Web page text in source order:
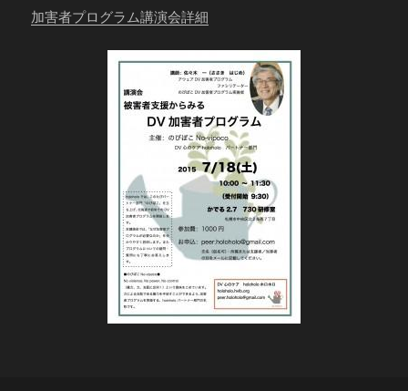
加害者プログラム講演会詳細